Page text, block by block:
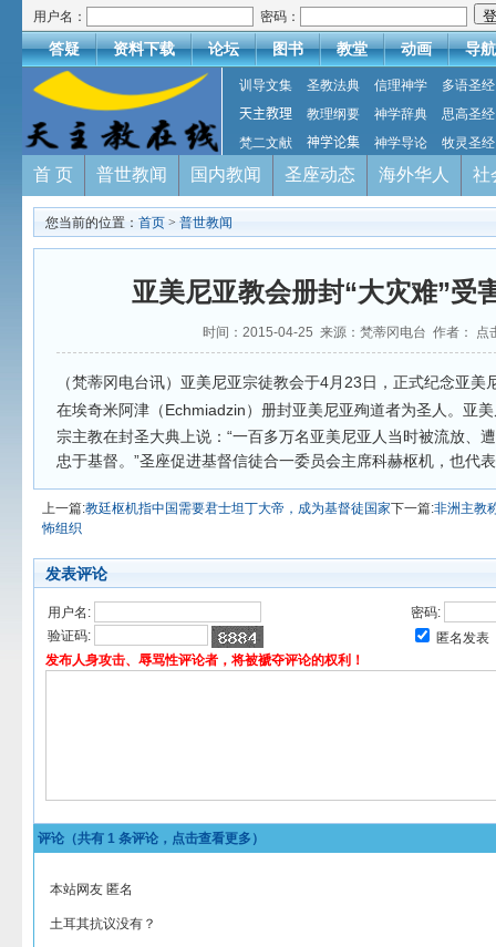
用户名： 密码：
答疑 资料下载 论坛 图书 教堂 动画 导航
训导文集 圣教法典 信理神学
多语圣经
天主教理
教理纲要 神学辞典
思高圣经
梵二文献
神学论集 神学导论 牧灵圣经
首 页 普世教闻 国内教闻 圣座动态 海外华人 社
您当前的位置： 首页 > 普世教闻
亚美尼亚教会册封“大灾难”受
时间：2015-04-25 来源：梵蒂冈电台 作者： 点
（梵蒂冈电台讯）亚美尼亚宗徒教会于4月23日，正式纪念亚美
在埃奇米阿津 （Echmiadzin） 册封亚美尼亚殉道者为圣人。亚
宗主教在封圣大典上说：“一百多万名亚美尼亚人当时被流放、
忠于基督。”圣座促进基督信徒合一委员会主席科赫枢机，也代
上一篇:教廷枢机指中国需要君士坦丁大帝，成为基督徒国家下一篇:非洲主教
怖组织
发表评论
用户名:
密码:
验证码:
匿名发表
发布人身攻击、辱骂性评论者，将被褫夺评论的权利！
评论（共有 1 条评论，点击查看更多）
本站网友 匿名
土耳其抗议没有？